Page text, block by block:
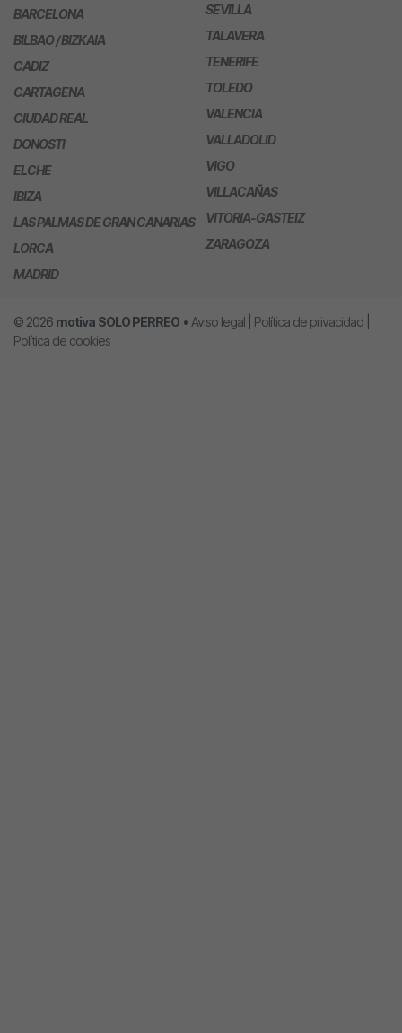
BARCELONA
BILBAO / BIZKAIA
CADIZ
CARTAGENA
CIUDAD REAL
DONOSTI
ELCHE
IBIZA
LAS PALMAS DE GRAN CANARIAS
LORCA
MADRID
SEVILLA
TALAVERA
TENERIFE
TOLEDO
VALENCIA
VALLADOLID
VIGO
VILLACAÑAS
VITORIA-GASTEIZ
ZARAGOZA
© 2026 motiva SOLO PERREO • Aviso legal Política de privacidad
Política de cookies